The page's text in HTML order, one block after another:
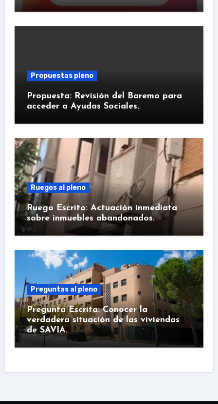
Propuestas pleno
Propuesta: Revisión del Baremo para
acceder a Ayudas Sociales.
Ruegos al pleno
Ruego Escrito: Actuación inmediata
sobre inmuebles abandonados.
Preguntas al pleno
Pregunta Escrita: Conocer la
verdadera situación de las viviendas
de SAVIA.